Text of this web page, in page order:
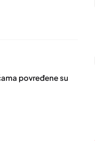
povređene su